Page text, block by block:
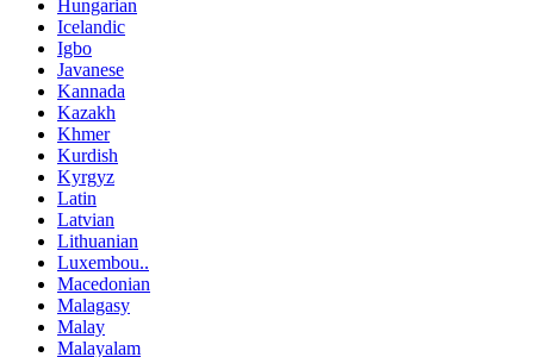
Hungarian
Icelandic
Igbo
Javanese
Kannada
Kazakh
Khmer
Kurdish
Kyrgyz
Latin
Latvian
Lithuanian
Luxembou..
Macedonian
Malagasy
Malay
Malayalam